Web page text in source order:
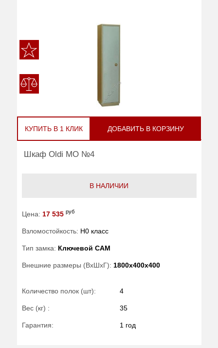
КУПИТЬ В 1 КЛИК ДОБАВИТЬ В КОРЗИНУ
Шкаф Oldi МО №4
В НАЛИЧИИ
Цена: 17 535 руб
Взломостойкость: H0 класс
Тип замка: Ключевой САМ
Внешние размеры (ВхШхГ): 1800x400x400
Количество полок (шт): 4
Вес (кг) : 35
Гарантия: 1 год